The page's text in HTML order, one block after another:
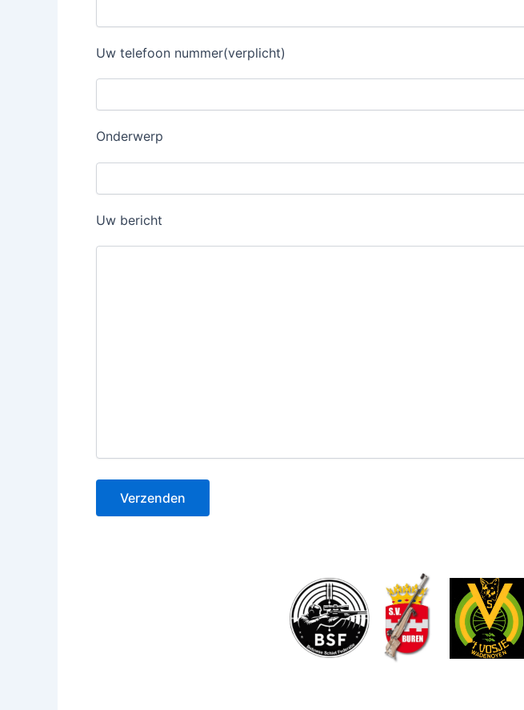
Uw telefoon nummer(verplicht)
Onderwerp
Uw bericht